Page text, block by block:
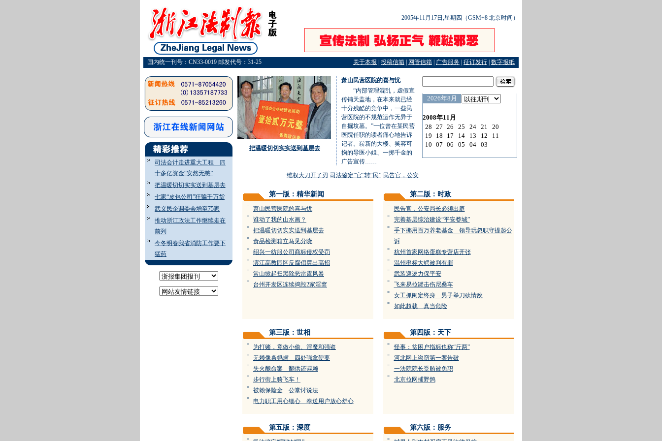
2005年11月17日,星期四（GSM+8 北京时间）
国内统一刊号：CN33-0019 邮发代号：31-25 关于本报 投稿信箱 网管信箱 广告服务 征订发行 数字报纸
司法会计走进重大工程 四
十多亿资金“安然无恙”
把温暖切切实实送到基层去
七家“皮包公司”狂骗千万货
武义民企调委会增至75家
推动浙江政法工作继续走在
前列
今冬明春我省消防工作要下
猛药
把温暖切切实实送到基层去
萧山民营医院的喜与忧
“内部管理混乱，虚假宣
传铺天盖地，在本来就已经
十分残酷的竞争中，一些民
营医院的不规范运作无异于
自掘坟墓。”一位曾在某民营
医院任职的读者痛心地告诉
记者。崭新的大楼、笑容可
掬的导医小姐、一掷千金的
广告宣传……
维权大刀开了刃·司法鉴定“官”转“民”·民告官，公安局长必须出庭
第一版：精华新闻
= 萧山民营医院的喜与忧
= 谁动了我的山水画？
= 把温暖切切实实送到基层去
= 食品检测箱立马见分晓
= 绍兴一纺服公司商标侵权受罚
= 滨江高教园区反腐倡廉出高招
= 常山掀起扫黑除恶雷霆风暴
= 台州开发区连续捣毁2家淫窝
第二版：时政
= 民告官，公安局长必须出庭
= 完善基层综治建设“平安婺城”
=
手下挪用百万养老基金 领导玩忽职守提起公
诉
= 杭州首家网络蛋糕专营店开张
= 温州串标大鳄被判有罪
= 武装巡逻力保平安
= 飞来易拉罐击伤尼桑车
= 女工抓阉定终身 男子举刀砍情敌
= 如此超载 真当危险
第三版：世相
= 为打赌，竟做小偷、淫魔和强盗
= 无赖像条蚂蟥 四处强拿硬要
= 失火酿命案 翻供还诬赖
= 步行街上骑飞车！
= 被赖保险金 公堂讨说法
= 电力职工用心细心 奉送用户放心舒心
第四版：天下
= 怪事：贫困户指标也称“斤两”
= 河北网上盗窃第一案告破
= 一法院院长受贿被免职
= 北京拉网捕野鸽
第五版：深度
=
第六版：服务
=